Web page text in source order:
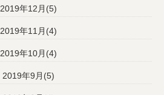
2019年12月(5)
2019年11月(4)
2019年10月(4)
2019年9月(5)